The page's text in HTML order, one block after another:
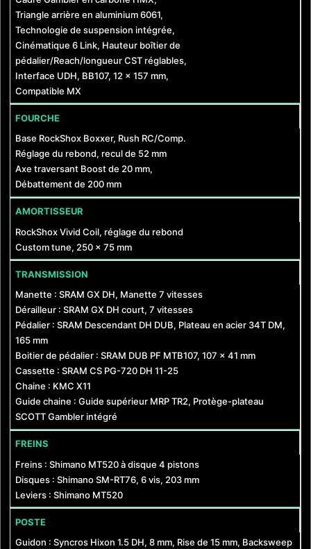
Triangle arrière en aluminium 6061,
Technologie de suspension intégrée,
Cinématique 6 Link, Hauteur boîtier de
pédalier/Reach/longueur CST réglables,
Interface UDH, BB107, 12 x 157 mm,
Compatible MX
FOURCHE
Base RockShox Boxxer, Rush RC/Comp.
Réglage du rebond, recul de 52 mm
Axe traversant Boost de 20 mm,
Débattement de 200 mm
AMORTISSEUR
RockShox Vivid Coil, réglage du rebond
Custom tune, 250 x 75 mm
TRANSMISSION
Manette : SRAM GX DH, Manette 7 vitesses
Dérailleur : SRAM GX DH court, 7 vitesses
Pédalier : SRAM Descendant DH DUB, Plateau en acier 34T DM,
165 mm
Boitier de pédalier : SRAM DUB PF MTB107, 107 x 41 mm
Cassette : SRAM CS PG-720 DH 11-25
Chaine : KMC X11
Guide chaine : Guide supérieur MRP TR2, Protège-plateau
SCOTT Gambler intégré
FREINS
Freins : Shimano MT520 à disque 4 pistons
Disques : Shimano SM-RT76, 6 vis, 203 mm
Leviers : Shimano MT520
POSTE
Guidon : Syncros Hixon 1.5 DH, 8 mm, Rise de 15 mm, Backsweep